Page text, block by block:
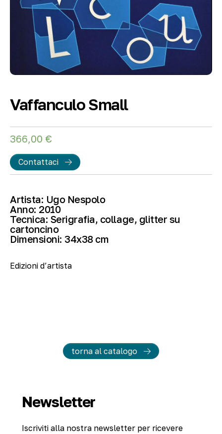
Vaffanculo Small
366,00 €
Contattaci
Artista: Ugo Nespolo
Anno: 2010
Tecnica: Serigrafia, collage, glitter su
cartoncino
Dimensioni: 34x38 cm
Edizioni d’artista
torna al catalogo
Newsletter
Iscriviti alla nostra newsletter per ricevere